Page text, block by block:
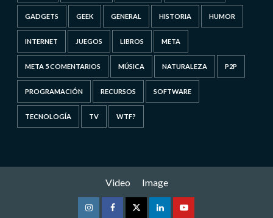
GADGETS GEEK GENERAL HISTORIA HUMOR
INTERNET JUEGOS LIBROS META
META 5 COMENTARIOS MÚSICA NATURALEZA P2P
PROGRAMACIÓN RECURSOS SOFTWARE
TECNOLOGÍA TV WTF?
Video Image